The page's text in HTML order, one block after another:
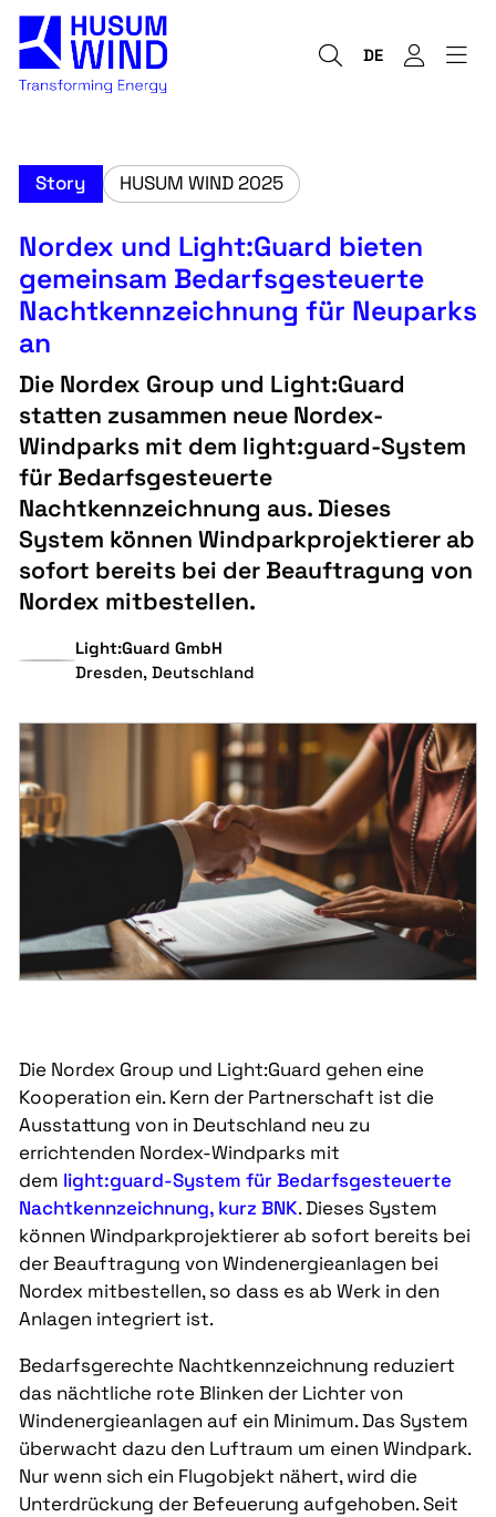
DE
Story HUSUM WIND 2025
Nordex und Light:Guard bieten
gemeinsam Bedarfsgesteuerte
Nachtkennzeichnung für Neuparks
an
Die Nordex Group und Light:Guard
statten zusammen neue Nordex-
Windparks mit dem light:guard-System
für Bedarfsgesteuerte
Nachtkennzeichnung aus. Dieses
System können Windparkprojektierer ab
sofort bereits bei der Beauftragung von
Nordex mitbestellen.
Light:Guard GmbH
Dresden, Deutschland
Die Nordex Group und Light:Guard gehen eine
Kooperation ein. Kern der Partnerschaft ist die
Ausstattung von in Deutschland neu zu
errichtenden Nordex-Windparks mit
dem light:guard-System für Bedarfsgesteuerte
Nachtkennzeichnung, kurz BNK. Dieses System
können Windparkprojektierer ab sofort bereits bei
der Beauftragung von Windenergieanlagen bei
Nordex mitbestellen, so dass es ab Werk in den
Anlagen integriert ist.
Bedarfsgerechte Nachtkennzeichnung reduziert
das nächtliche rote Blinken der Lichter von
Windenergieanlagen auf ein Minimum. Das System
überwacht dazu den Luftraum um einen Windpark.
Nur wenn sich ein Flugobjekt nähert, wird die
Unterdrückung der Befeuerung aufgehoben. Seit